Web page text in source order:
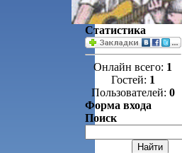
Статистика
Онлайн всего: 1
Гостей: 1
Пользователей: 0
Форма входа
Поиск